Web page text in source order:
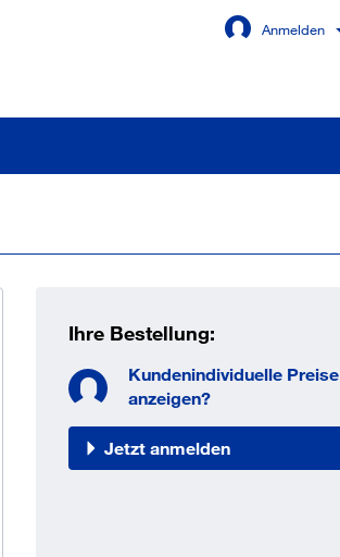
Anmelden
Angemeldet bleiben
Sie sind noch kein Kunde
Ihre Bestellung:
Kundenindividuelle Preise
anzeigen?
Jetzt anmelden